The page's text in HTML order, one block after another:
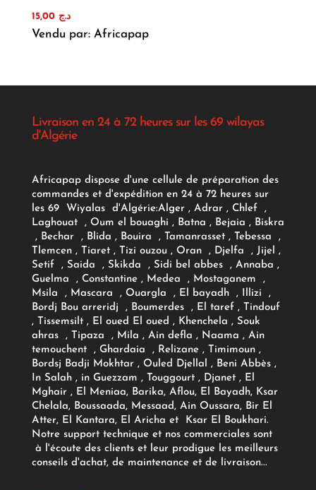
د.ج 15,00
Vendu par: Africapap
Livraison en 24 à 72 heures sur les 69 wilayas
d'Algérie
Africapap dispose d'une cellule de préparation des
commandes et d'expédition en 24 à 72 heures sur
les 69 Wiyalas d'Algérie:Alger , Adrar, Chlef ,
Laghouat , Oum el bouaghi , Batna , Bejaia , Biskra
, Bechar , Blida , Bouira , Tamanrasset , Tebessa ,
Tlemcen , Tiaret , Tizi ouzou , Oran , Djelfa , Jijel ,
Setif , Saida , Skikda , Sidi bel abbes , Annaba ,
Guelma , Constantine , Medea , Mostaganem ,
Msila , Mascara , Ouargla , El bayadh , Illizi ,
Bordj Bou arreridj , Boumerdes , El taref , Tindouf
, Tissemsilt , El oued El oued , Khenchela , Souk
ahras , Tipaza , Mila , Ain defla , Naama , Ain
temouchent , Ghardaia , Relizane , Timimoun ,
Bordsj Badji Mokhtar , Ouled Djellal , Beni Abbès ,
In Salah , in Guezzam , Touggourt , Djanet , El
Mghair , El Meniaa, Barika, Aflou, El Bayadh, Ksar
Chelala, Boussaada, Messaad, Ain Oussara, Bir El
Atter, El Kantara, El Aricha et Ksar El Boukhari.
Notre support technique et nos commerciales sont
à l'écoute des clients et leur prodigue les meilleurs
conseils d'achat, de maintenance et de livraison...